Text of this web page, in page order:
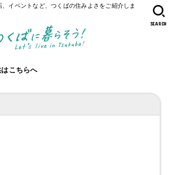
イベントなど、つくばの住みよさをご紹介しま
こちらへ
SEARCH